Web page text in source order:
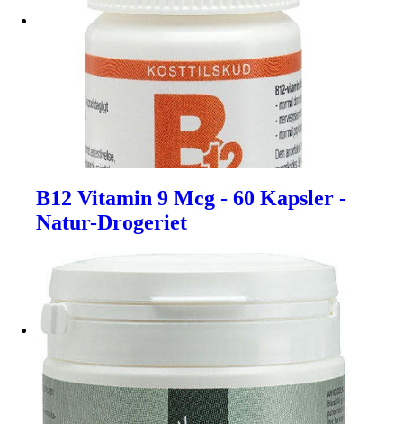
B12 Vitamin 9 Mcg - 60 Kapsler -
Natur-Drogeriet